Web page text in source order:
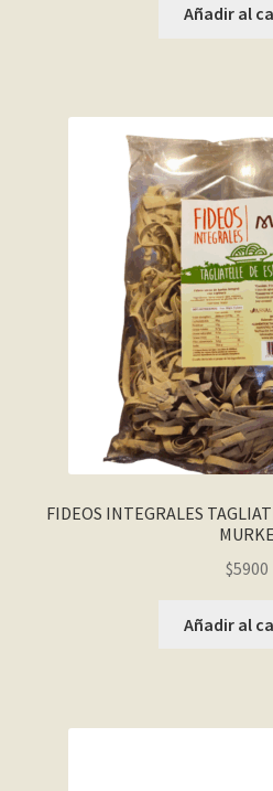
Añadir al
FIDEOS INTEGRALES
MURKE
$5900
Añadir al